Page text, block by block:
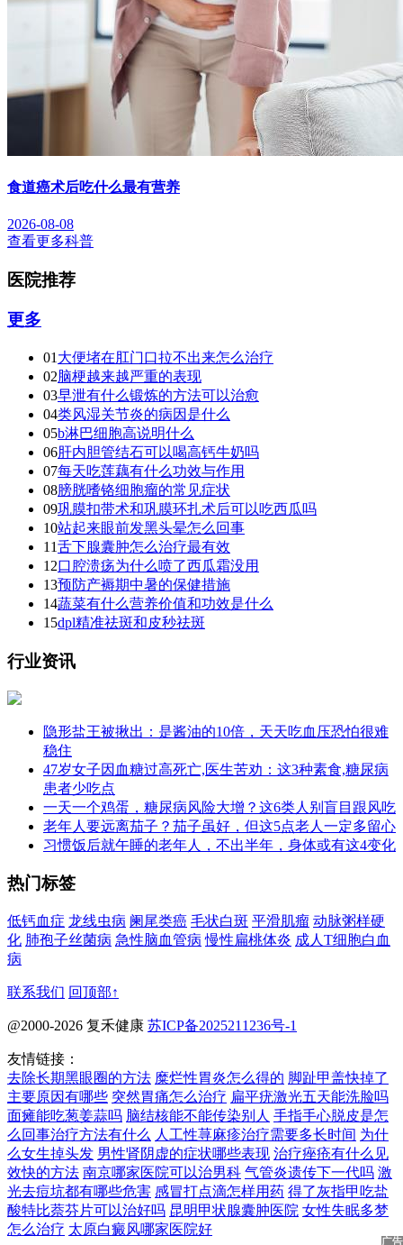
食道癌术后吃什么最有营养
2026-08-08
查看更多科普
医院推荐
更多
01 大便堵在肛门口拉不出来怎么治疗
02脑梗越来越严重的表现
03早泄有什么锻炼的方法可以治愈
04类风湿关节炎的病因是什么
05b淋巴细胞高说明什么
06肝内胆管结石可以喝高钙牛奶吗
07每天吃莲藕有什么功效与作用
08膀胱嗜铬细胞瘤的常见症状
09巩膜扣带术和巩膜环扎术后可以吃西瓜吗
10站起来眼前发黑头晕怎么回事
11舌下腺囊肿怎么治疗最有效
12口腔溃疡为什么喷了西瓜霜没用
13预防产褥期中暑的保健措施
14蔬菜有什么营养价值和功效是什么
15dpl精准祛斑和皮秒祛斑
行业资讯
隐形盐王被揪出：是酱油的10倍，天天吃血压恐怕很难
稳住
47岁女子因血糖过高死亡,医生苦劝：这3种素食,糖尿病
患者少吃点
一天一个鸡蛋，糖尿病风险大增？这6类人别盲目跟风吃
老年人要远离茄子？茄子虽好，但这5点老人一定多留心
习惯饭后就午睡的老年人，不出半年，身体或有这4变化
热门标签
低钙血症 龙线虫病 阑尾类癌 毛状白斑 平滑肌瘤 动脉粥样硬
化 肺孢子丝菌病 急性脑血管病 慢性扁桃体炎 成人T细胞白血
病
联系我们 回顶部↑
@2000-2026 复禾健康 苏ICP备2025211236号-1
友情链接：
去除长期黑眼圈的方法 糜烂性胃炎怎么得的 脚趾甲盖快掉了
主要原因有哪些 突然胃痛怎么治疗 扁平疣激光五天能洗脸吗
面瘫能吃葱姜蒜吗 脑结核能不能传染别人 手指手心脱皮是怎
么回事治疗方法有什么 人工性荨麻疹治疗需要多长时间 为什
么女生掉头发 男性肾阴虚的症状哪些表现 治疗痤疮有什么见
效快的方法 南京哪家医院可以治男科 气管炎遗传下一代吗 激
光去痘坑都有哪些危害 感冒打点滴怎样用药 得了灰指甲吃盐
酸特比萘芬片可以治好吗 昆明甲状腺囊肿医院 女性失眠多梦
怎么治疗 太原白癜风哪家医院好